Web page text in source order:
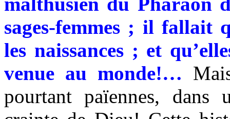
sages-femmes ; il fallait
les naissances ; et
venue au monde!…
pourtant païennes, dans